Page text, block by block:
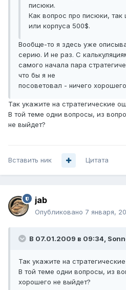
писюки.
Как вопрос про писюки, так
или корпуса 500$.
Вообще-то я здесь уже
серию. И не раз. С
самого начала пара
что бы я не
посоветовал - ничего
Так укажите на стратегические
В той теме одни вопросы, из
не выйдет?
Вставить ник Цитата
jab
Опубликовано 7 января,
В 07.01.2009 в 09:34,
Так укажите на
В той теме одни вопросы, из
хорошего не выйдет?